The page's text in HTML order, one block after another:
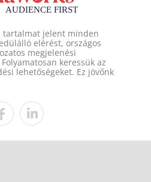
tartalmat jelent minden
elérést, országos
megjelenési
keressük az
lehetőségeket. Ez jövőnk